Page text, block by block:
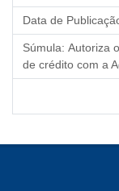
Data de
Súmula: Autoriza
de crédito com a